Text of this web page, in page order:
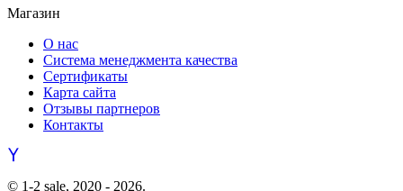
Магазин
О нас
Система менеджмента качества
Сертификаты
Карта сайта
Отзывы партнеров
Контакты
© 1-2 sale, 2020 - 2026.